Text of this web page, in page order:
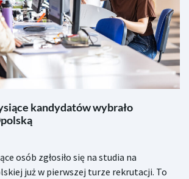
kandydatów wybrało
osób zgłosiło się na studia na
już w pierwszej turze rekrutacji. To